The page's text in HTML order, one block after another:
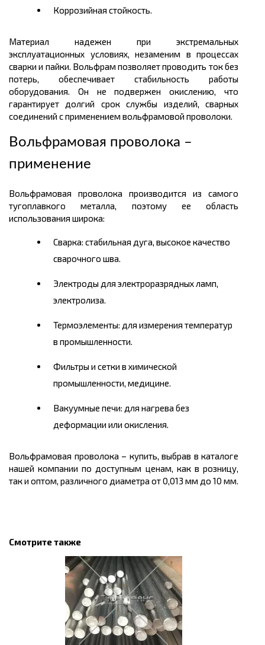
Коррозийная стойкость.
Материал надежен при экстремальных
эксплуатационных условиях, незаменим в процессах
сварки и пайки. Вольфрам позволяет проводить ток без
потерь, обеспечивает стабильность работы
оборудования. Он не подвержен окислению, что
гарантирует долгий срок службы изделий, сварных
соединений с применением вольфрамовой проволоки.
Вольфрамовая проволока –
применение
Вольфрамовая проволока производится из самого
тугоплавкого металла, поэтому ее область
использования широка:
Сварка: стабильная дуга, высокое качество
сварочного шва.
Электроды для электроразрядных ламп,
электролиза.
Термоэлементы: для измерения температур
в промышленности.
Фильтры и сетки в химической
промышленности, медицине.
Вакуумные печи: для нагрева без
деформации или окисления.
Вольфрамовая проволока – купить, выбрав в каталоге
нашей компании по доступным ценам, как в розницу,
так и оптом, различного диаметра от 0,013 мм до 10 мм.
Смотрите также